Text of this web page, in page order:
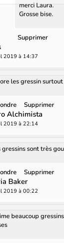
merci Laura.
Grosse bise.
Supprimer
2019 à 14:37
les gressin
Supprimer
Alchimista
2019 à 22:14
gressins sont très
Supprimer
Baker
2019 à 00:22
beaucoup